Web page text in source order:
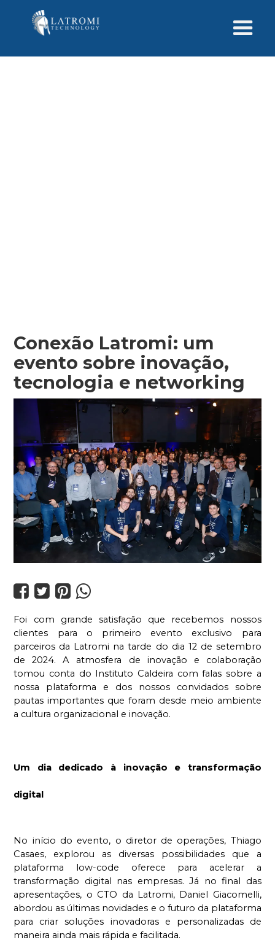
Conexão Latromi: um
evento sobre inovação,
tecnologia e networking
   
Foi com grande satisfação que recebemos nossos
clientes para o primeiro evento exclusivo para
parceiros da Latromi na tarde do dia 12 de setembro
de 2024. A atmosfera de inovação e colaboração
tomou conta do Instituto Caldeira com falas sobre a
nossa plataforma e dos nossos convidados sobre
pautas importantes que foram desde meio ambiente
a cultura organizacional e inovação.
Um dia dedicado à inovação e transformação
digital
No início do evento, o diretor de operações, Thiago
Casaes, explorou as diversas possibilidades que a
plataforma low-code oferece para acelerar a
transformação digital nas empresas. Já no final das
apresentações, o CTO da Latromi, Daniel Giacomelli,
abordou as últimas novidades e o futuro da plataforma
para criar soluções inovadoras e personalizadas de
maneira ainda mais rápida e facilitada.